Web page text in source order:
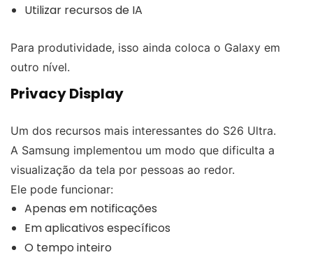
Utilizar recursos de IA
Para produtividade, isso ainda coloca o Galaxy em
outro nível.
Privacy Display
Um dos recursos mais interessantes do S26 Ultra.
A Samsung implementou um modo que dificulta a
visualização da tela por pessoas ao redor.
Ele pode funcionar:
Apenas em notificações
Em aplicativos específicos
O tempo inteiro